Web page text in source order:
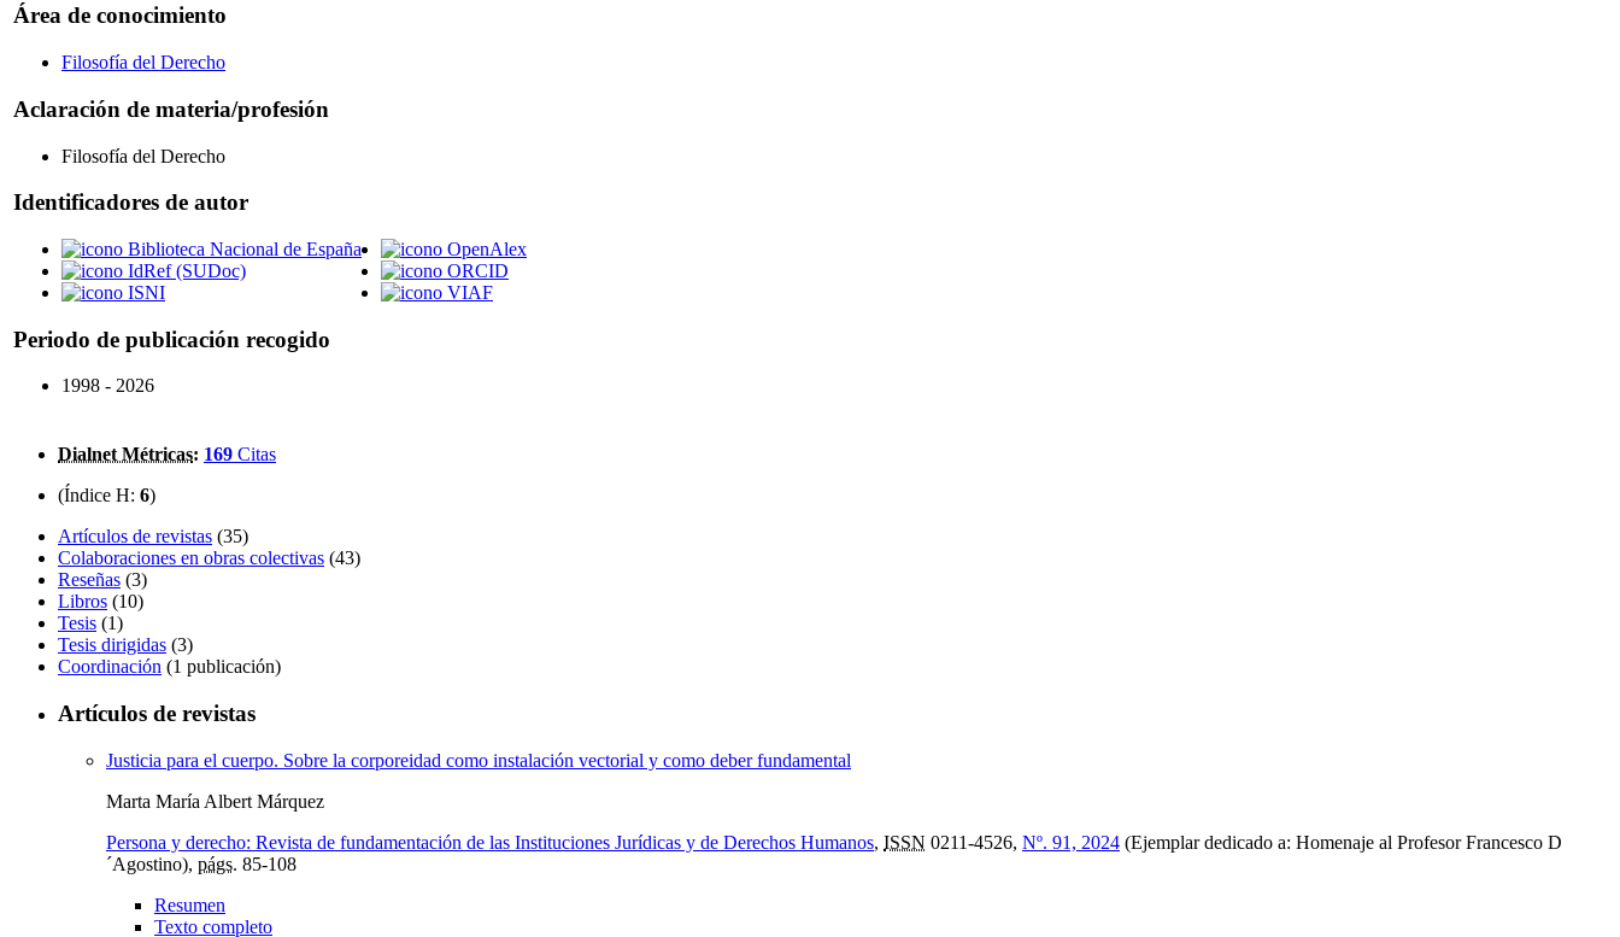
Área de conocimiento
Filosofía del Derecho
Aclaración de materia/profesión
Filosofía del Derecho
Identificadores de autor
Biblioteca Nacional de España
IdRef (SUDoc)
ISNI
OpenAlex
ORCID
VIAF
Periodo de publicación recogido
1998 - 2026
Dialnet Métricas: 169 Citas
(Índice H: 6)
Artículos de revistas (35)
Colaboraciones en obras colectivas (43)
Reseñas (3)
Libros (10)
Tesis (1)
Tesis dirigidas (3)
Coordinación (1 publicación)
Artículos de revistas
Justicia para el cuerpo. Sobre la corporeidad como instalación vectorial y como deber fundamental
Marta María Albert Márquez
Persona y derecho: Revista de fundamentación de las Instituciones Jurídicas y de Derechos Humanos, ISSN 0211-4526, Nº. 91, 2024 (Ejemplar dedicado a: Homenaje al Profesor Francesco D
´Agostino), págs. 85-108
Resumen
Texto completo